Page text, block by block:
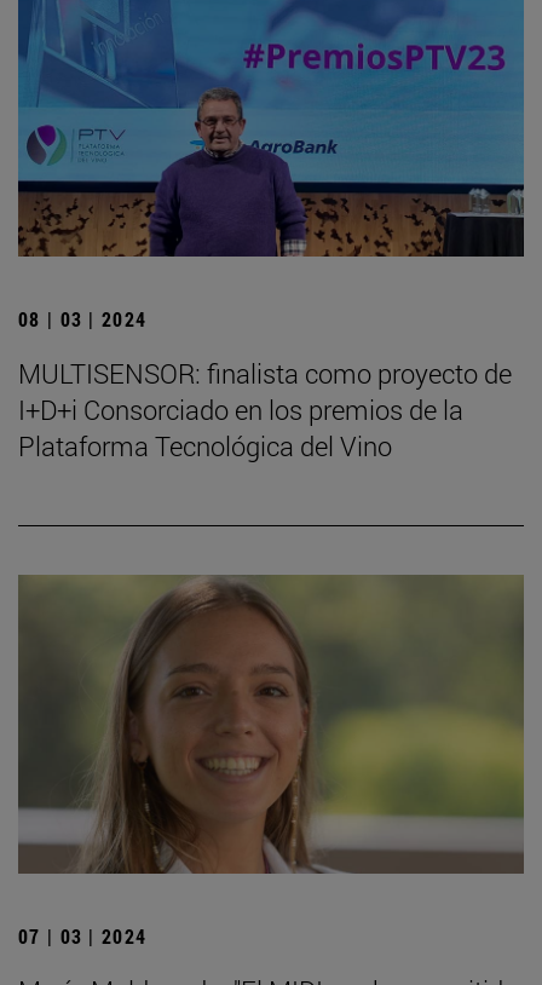
08 | 03 | 2024
MULTISENSOR: finalista como proyecto de
I+D+i Consorciado en los premios de la
Plataforma Tecnológica del Vino
07 | 03 | 2024